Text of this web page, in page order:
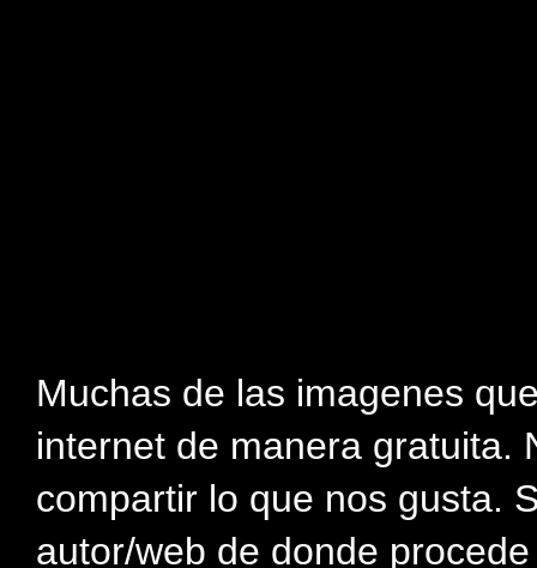
Muchas de las imagenes
internet de manera gratuita.
compartir lo que nos gusta.
autor/web de donde